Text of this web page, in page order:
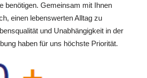
benötigen. Gemeinsam mit Ihnen
einen lebenswerten Alltag zu
und Unabhängigkeit in der
haben für uns höchste Priorität.